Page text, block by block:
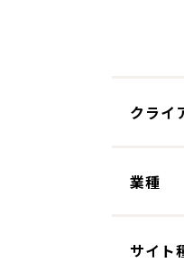
クライ
業種
サイト